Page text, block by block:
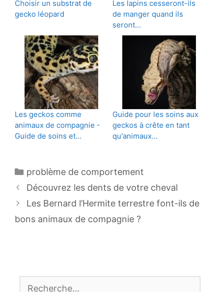
Choisir un substrat de
gecko léopard
Les lapins cesseront-ils
de manger quand ils
seront…
Les geckos comme
animaux de compagnie -
Guide de soins et…
Guide pour les soins aux
geckos à crête en tant
qu'animaux…
Catégories
problème de comportement
Navigation
des
Découvrez les dents de votre cheval
Les Bernard l’Hermite terrestre font-ils de
bons animaux de compagnie ?